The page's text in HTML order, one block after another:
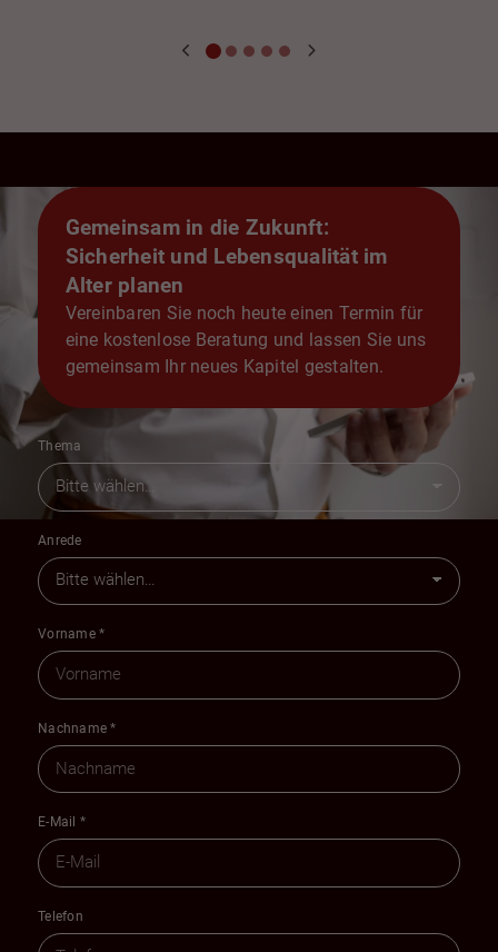
Gemeinsam in die Zukunft:
Sicherheit und Lebensqualität im
Alter planen
Vereinbaren Sie noch heute einen Termin für
eine kostenlose Beratung und lassen Sie uns
gemeinsam Ihr neues Kapitel gestalten.
Thema
Anrede
Vorname*
Nachname*
E-Mail *
Telefon